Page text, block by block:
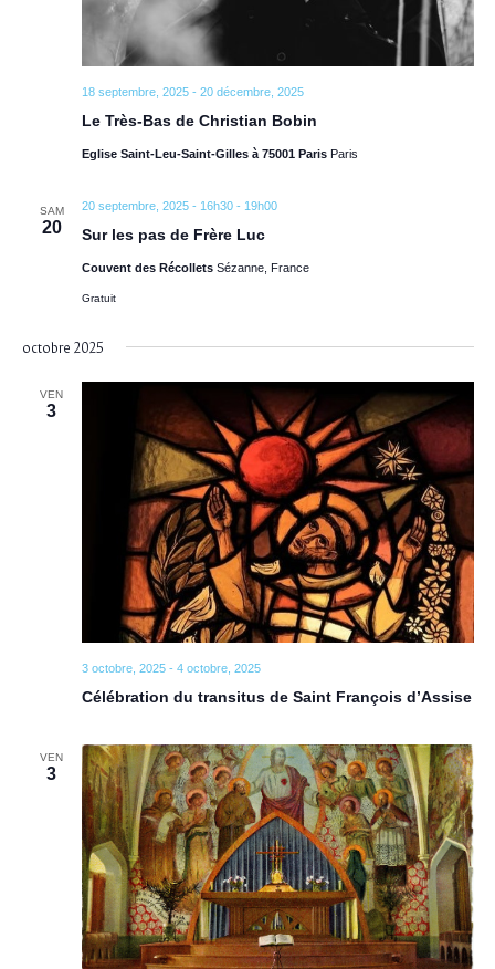
Le Très-Bas de Christian Bobin
18 septembre, 2025- 20 décembre, 2025
Eglise Saint-Leu-Saint-Gilles à 75001 Paris Paris
SAM
20 Sur les pas de Frère Luc
20 septembre, 2025 - 16h30- 19h00
Couvent des Récollets Sézanne, France
Gratuit
octobre 2025
VEN
3
Célébration du transitus de Saint François d’Assise
3 octobre, 2025- 4 octobre, 2025
VEN
3